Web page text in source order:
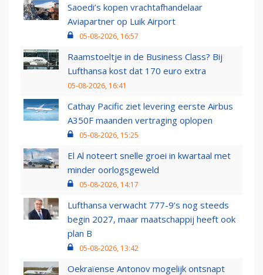
Saoedi’s kopen vrachtafhandelaar
Aviapartner op Luik Airport
05-08-2026, 16:57
Raamstoeltje in de Business Class? Bij
Lufthansa kost dat 170 euro extra
05-08-2026, 16:41
Cathay Pacific ziet levering eerste Airbus
A350F maanden vertraging oplopen
05-08-2026, 15:25
El Al noteert snelle groei in kwartaal met
minder oorlogsgeweld
05-08-2026, 14:17
Lufthansa verwacht 777-9’s nog steeds
begin 2027, maar maatschappij heeft ook
plan B
05-08-2026, 13:42
Oekraïense Antonov mogelijk ontsnapt